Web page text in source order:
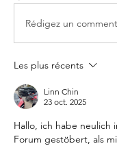
Rédigez un
Les plus récents
Linn Chin
23 oct. 2025
Hallo, ich habe neulich